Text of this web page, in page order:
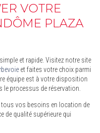
VOTRE
PLAZA
et rapide. Visitez notre site
et faites votre choix parmi
équipe est à votre disposition
processus de réservation.
tous vos besoins en location de
de qualité supérieure qui